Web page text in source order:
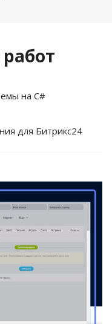
на C#
для Битрикс24